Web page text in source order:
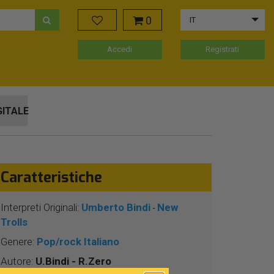
0 IT
Accedi Registrati
Caratteristiche
Interpreti Originali: Umberto Bindi - New
Trolls
Genere: Pop/rock Italiano
Autore: U.Bindi - R.Zero